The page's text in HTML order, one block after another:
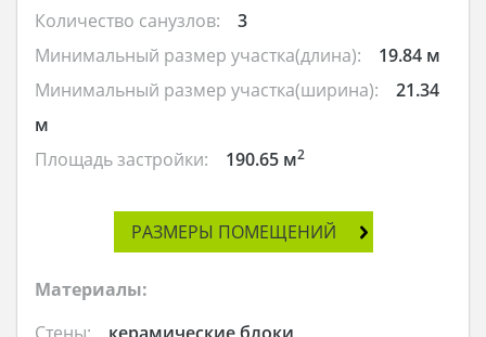
Количество санузлов:
3
Минимальный размер участка(длина):
19.84 м
Минимальный размер участка(ширина):
21.34
м
Площадь застройки:
190.65 м2
РАЗМЕРЫ ПОМЕЩЕНИЙ
Материалы: